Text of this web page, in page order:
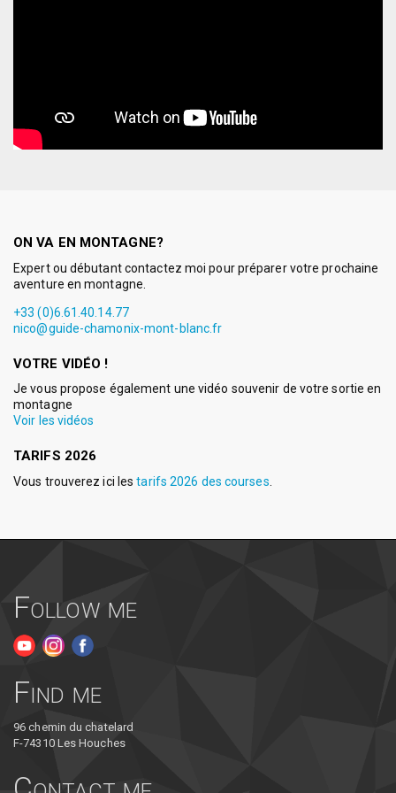
ON VA EN MONTAGNE?
Expert ou débutant contactez moi pour préparer votre prochaine
aventure en montagne.
+33 (0)6.61.40.14.77
nico@guide-chamonix-mont-blanc.fr
VOTRE VIDÉO !
Je vous propose également une vidéo souvenir de votre sortie en
montagne
Voir les vidéos
TARIFS 2026
Vous trouverez ici lestarifs 2026 des courses
Follow me
Find me
96 chemin du chatelard
F-74310 Les Houches